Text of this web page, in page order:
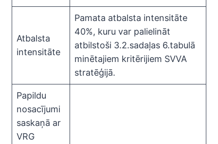
Atbalsta
intensitāte
Pamata atbalsta intensitāte
40%, kuru var palielināt
atbilstoši 3.2.sadaļas 6.tabulā
minētajiem kritērijiem SVVA
stratēģijā.
Papildu
nosacījumi
saskaņā ar
VRG